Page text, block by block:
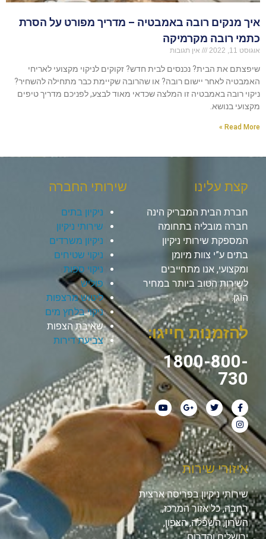
איך מנקים רובה באמבטיה – מדריך מפורט על הסרת
כתמי רובה מקרמיקה
אוגוסט 11, 2022 אין תגובות
שיפצתם את הבית? נכנסים לבית חדש? זקוקים לניקוי מקצועי לאריחי
האמבטיה לאחר יישום רובה? או שהרובה שקיימת כבר מתחילה להשחיר?
ניקוי רובה באמבטיה זו המלצה שכדאי מאוד לבצע, לפניכם מדריך טיפים
מקצועי בנושא.
Read More »
קצת עלינו
חברת הבית המבריק הינה
חברה מובליה בתחומה
המספקת שירותי ניקיון
בתים ע”י צוות מיומן
ומקצועי, אנו מתחייבים
לשירות הטוב ביותר במחיר
הוגן.
להזמנות חייגו:
1800-800-
730
שירותי החברה
ניקיון בתים
שירותי ניקיון
ניקיון משרדים
ניקוי שטיחים
ניקוי ספות
פוליש
ליטוש מרצפות
ניקוי בלחץ מים
שאיבת הצפות
צביעת דירות
איזורי שירות
שירותי ניקיון בפריסה ארצית
רחבה, כל אזור המרכז,
השרון, השפלה, הצפון,